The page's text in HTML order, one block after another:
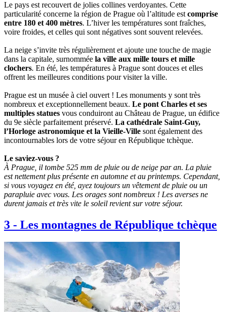
Le pays est recouvert de jolies collines verdoyantes. Cette
particularité concerne la région de Prague où l’altitude est comprise
entre 180 et 400 mètres. L’hiver les températures sont fraîches,
voire froides, et celles qui sont négatives sont souvent relevées.
La neige s’invite très régulièrement et ajoute une touche de magie
dans la capitale, surnommée la ville aux mille tours et mille
clochers. En été, les températures à Prague sont douces et elles
offrent les meilleures conditions pour visiter la ville.
Prague est un musée à ciel ouvert ! Les monuments y sont très
nombreux et exceptionnellement beaux. Le pont Charles et ses
multiples statues vous conduiront au Château de Prague, un édifice
du 9e siècle parfaitement préservé. La cathédrale Saint-Guy,
l’Horloge astronomique et la Vieille-Ville sont également des
incontournables lors de votre séjour en République tchèque.
Le saviez-vous ?
À Prague, il tombe 525 mm de pluie ou de neige par an. La pluie
est nettement plus présente en automne et au printemps. Cependant,
si vous voyagez en été, ayez toujours un vêtement de pluie ou un
parapluie avec vous. Les orages sont nombreux ! Les averses ne
durent jamais et très vite le soleil revient sur votre séjour.
3 - Les montagnes de République tchèque